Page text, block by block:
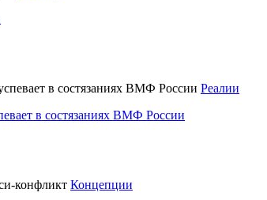
Реалии
в состязаниях ВМФ России
Концепции